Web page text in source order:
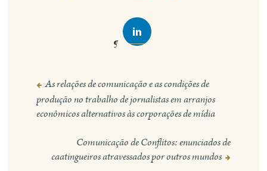
Navegação
de
As relações de comunicação e as condições de
produção no trabalho de jornalistas em arranjos
econômicos alternativos às corporações de mídia
Comunicação de Conflitos: enunciados de
caatingueiros atravessados por outros mundos